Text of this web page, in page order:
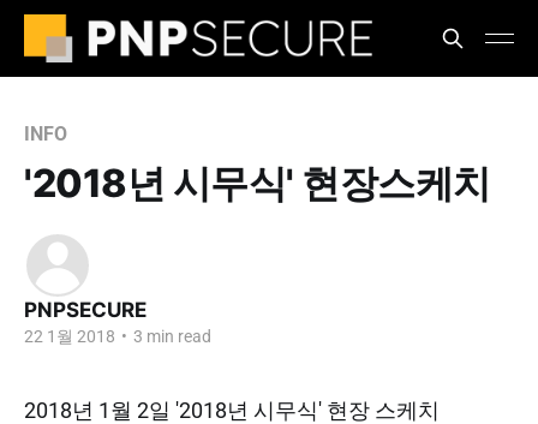
INFO
'2018년 시무식' 현장스케치
PNPSECURE
22 1월 2018 • 3 min read
2018년 1월 2일 '2018년 시무식' 현장 스케치